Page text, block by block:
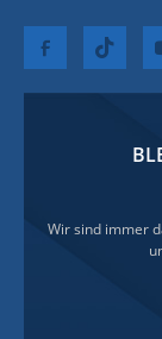
Wir sind immer